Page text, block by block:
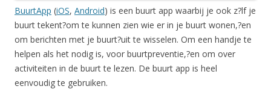
BuurtApp (iOS, Android) is een buurt app waarbij je ook z?lf je
buurt tekent?om te kunnen zien wie er in je buurt wonen,?en
om berichten met je buurt?uit te wisselen. Om een handje te
helpen als het nodig is, voor buurtpreventie,?en om over
activiteiten in de buurt te lezen. De buurt app is heel
eenvoudig te gebruiken.